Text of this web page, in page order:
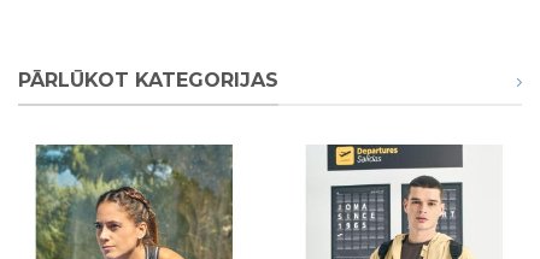
PĀRLŪKOT KATEGORIJAS